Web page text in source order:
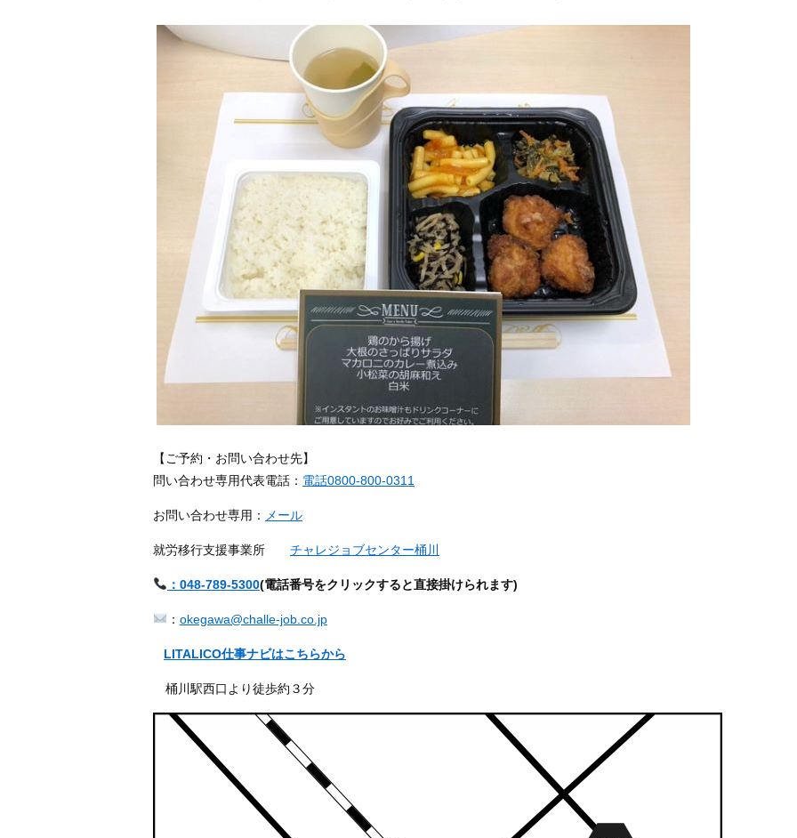
【ご予約・お問い合わせ先】
問い合わせ専用代表電話： 電話0800-800-0311
お問い合わせ専用： メール
就労移行支援事業所 チャレジョブセンター桶川
：048-789-5300(電話番号をクリックすると直接掛けられます)
： okegawa@challe-job.co.jp
LITALICO仕事ナビはこちらから
桶川駅西口より徒歩約３分